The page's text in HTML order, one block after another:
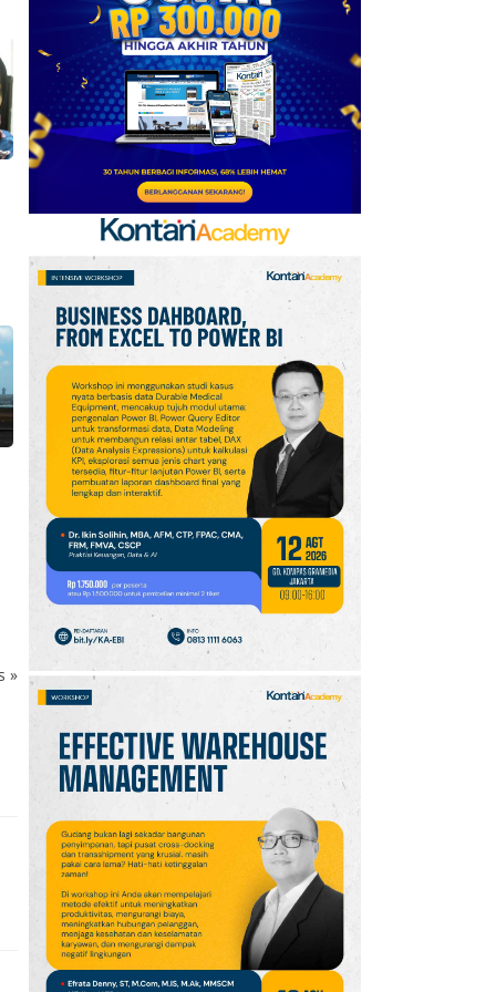
»
Baru, Ini Daftar 54
Saham HSC BEI per 6
Agustus 2026
7
UEFA hingga Luis Figo,
Ini Daftar Pihak yang
Menentang Gianni
Infantino
8
Krisis Migrasi Ancam
Status Maroko sebagai
Tuan Rumah Piala Dunia
2030
Promo Super Hemat
Indomaret 6–19 Agustus
2026, Diskon Kebutuhan
Rumah hingga 40%
10 Jadwal Persija vs Arema
FC Perebutan Juara 3
Piala Presiden 2026,
Kick-off Sore Ini